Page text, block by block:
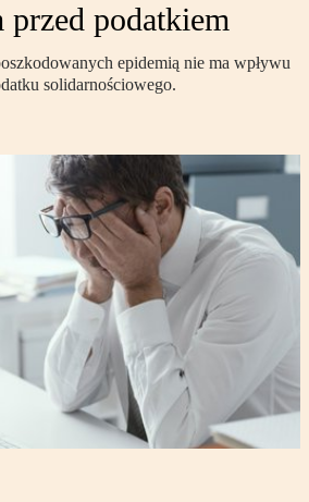
podatkiem
epidemią nie ma wpływu
solidarnościowego.